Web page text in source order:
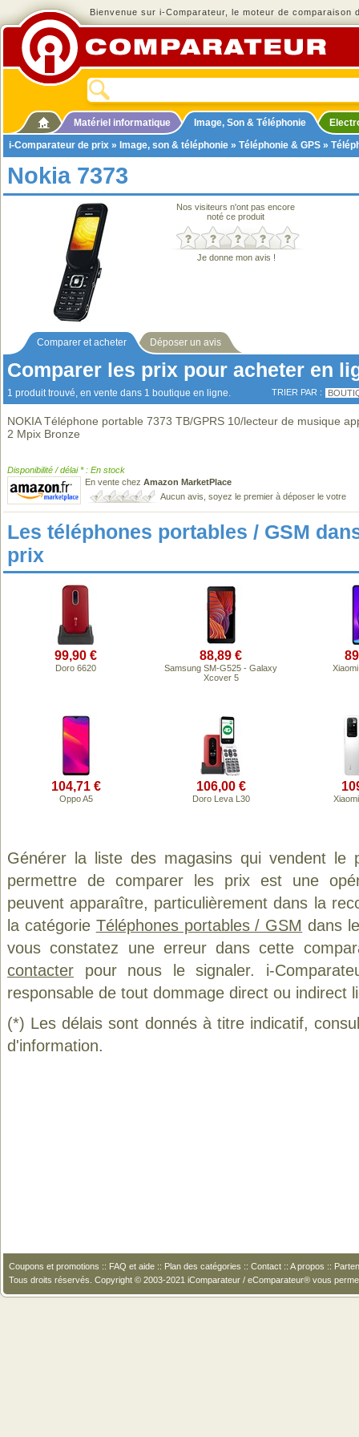
Bienvenue sur i-Comparateur, le moteur de comparaison
Matériel informatique Image, Son & Téléphonie
i-Comparateur de prix » Image, son & téléphonie » Téléphonie & GPS »
Nokia 7373
Nos visiteurs n'ont pas encore
noté ce produit
Je donne mon avis !
Comparer et acheter Déposer un avis
Comparer les prix pour acheter en
1 produit trouvé, en vente dans 1 boutique en ligne. TRIER PAR :
NOKIA Téléphone portable 7373 TB/GPRS 10/lecteur de musique
2 Mpix Bronze
Disponibilité / délai * : En stock
En vente chez Amazon MarketPlace
Aucun avis, soyez le premier à déposer le votre
Les téléphones portables / GSM
prix
99,90 €
Doro 6620
88,89 €
Samsung SM-G525 - Galaxy
Xcover 5
104,71 €
Oppo A5
106,00 €
Doro Leva L30
Générer la liste des magasins qui vendent le
permettre de comparer les prix est une
peuvent apparaître, particulièrement dans la
la catégorie Téléphones portables / GSM dans
vous constatez une erreur dans cette
contacter pour nous le signaler. i-
responsable de tout dommage direct ou indirect
(*) Les délais sont donnés à titre indicatif,
d'information.
Coupons et promotions :: FAQ et aide :: Plan des catégories :: Contact :: A propos ::
Tous droits réservés. Copyright © 2003-2021 iComparateur / eComparateur® vous